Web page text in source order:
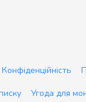
Конфіденційність
Угода для